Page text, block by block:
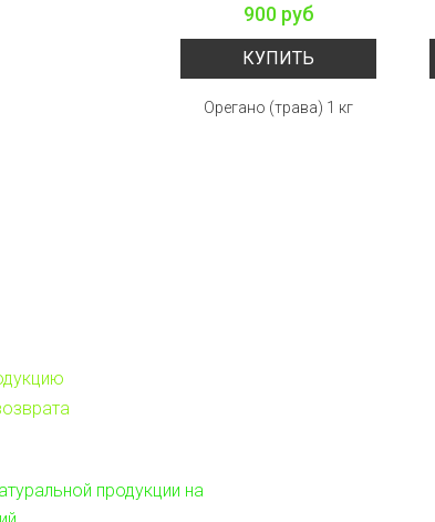
900 руб
КУПИТЬ
Орегано (трава) 1 кг
продукции на